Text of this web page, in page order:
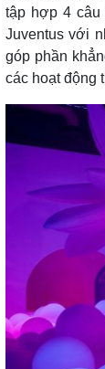
tập hợp 4 câu
Juventus với
góp phần
các hoạt động